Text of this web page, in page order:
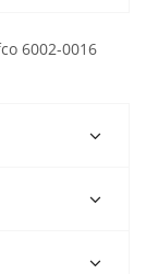
6002-0016